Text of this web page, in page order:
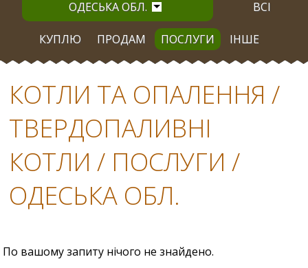
ОДЕСЬКА ОБЛ. ВСІ
КУПЛЮ ПРОДАМ ПОСЛУГИ ІНШЕ
КОТЛИ ТА ОПАЛЕННЯ /
ТВЕРДОПАЛИВНІ
КОТЛИ / ПОСЛУГИ /
ОДЕСЬКА ОБЛ.
По вашому запиту нічого не знайдено.